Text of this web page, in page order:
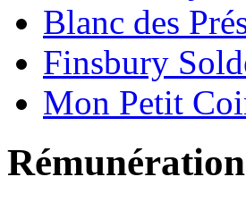
Blanc des
Finsbury
Mon Petit